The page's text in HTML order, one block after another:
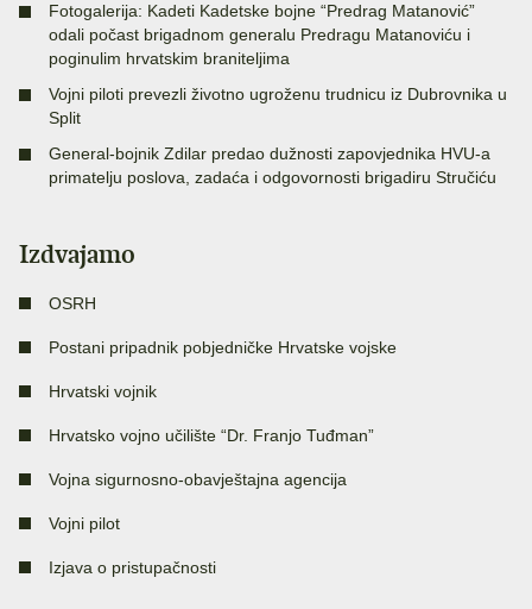
Fotogalerija: Kadeti Kadetske bojne “Predrag Matanović”
odali počast brigadnom generalu Predragu Matanoviću i
poginulim hrvatskim braniteljima
Vojni piloti prevezli životno ugroženu trudnicu iz Dubrovnika u
Split
General-bojnik Zdilar predao dužnosti zapovjednika HVU-a
primatelju poslova, zadaća i odgovornosti brigadiru Stručiću
Izdvajamo
OSRH
Postani pripadnik pobjedničke Hrvatske vojske
Hrvatski vojnik
Hrvatsko vojno učilište “Dr. Franjo Tuđman”
Vojna sigurnosno-obavještajna agencija
Vojni pilot
Izjava o pristupačnosti